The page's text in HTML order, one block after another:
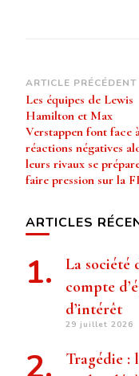
Navigation
d’article
ARTICLE PRÉCÉDENT
Les équipes de Lewis
Hamilton et Max
Verstappen font face
réactions négatives
leurs rivaux se
faire pression sur la
ARTICLES
La société
compte
d’intérêt
29 juillet 2026
Tragédie :